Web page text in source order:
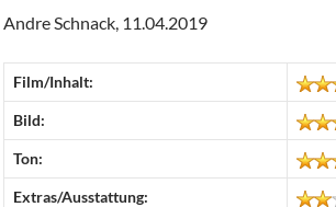
Andre Schnack, 11.04.2019
Film/Inhalt:
Bild:
Ton:
Extras/Ausstattung: